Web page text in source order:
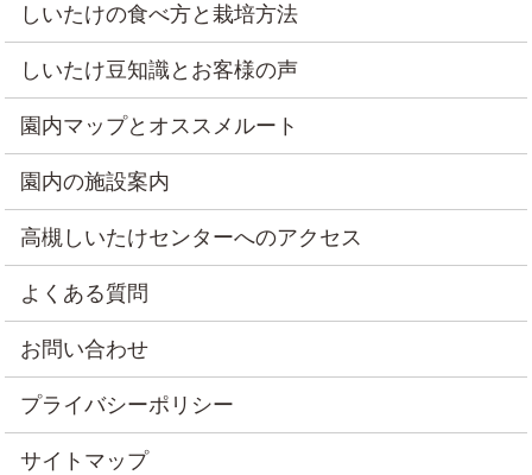
しいたけの食べ方と栽培方法
しいたけ豆知識とお客様の声
園内マップとオススメルート
園内の施設案内
高槻しいたけセンターへのアクセス
よくある質問
お問い合わせ
プライバシーポリシー
サイトマップ